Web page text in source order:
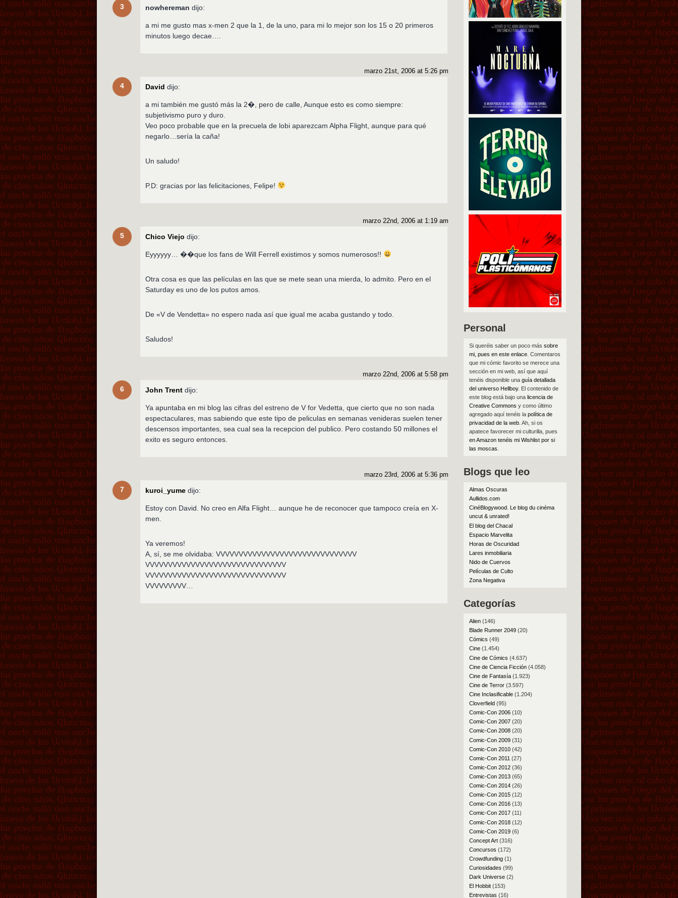
3 nowhereman dijo:
a mi me gusto mas x-men 2 que la 1, de la uno, para mi lo mejor son los 15 o 20 primeros
minutos luego decae….
4
marzo 21st, 2006 at 5:26 pm
David dijo:
a mi también me gustó más la 2�, pero de calle, Aunque esto es como siempre:
subjetivismo puro y duro.
Veo poco probable que en la precuela de lobi aparezcam Alpha Flight, aunque para qué
negarlo…sería la caña!
Un saludo!
P.D: gracias por las felicitaciones, Felipe!
5
marzo 22nd, 2006 at 1:19 am
Chico Viejo dijo:
Eyyyyyy… ��que los fans de Will Ferrell existimos y somos numerosos!!
Otra cosa es que las películas en las que se mete sean una mierda, lo admito. Pero en el
Saturday es uno de los putos amos.
De «V de Vendetta» no espero nada así que igual me acaba gustando y todo.
Saludos!
6
marzo 22nd, 2006 at 5:58 pm
John Trent dijo:
Ya apuntaba en mi blog las cifras del estreno de V for Vedetta, que cierto que no son nada
espectaculares, mas sabiendo que este tipo de peliculas en semanas venideras suelen tener
descensos importantes, sea cual sea la recepcion del publico. Pero costando 50 millones el
exito es seguro entonces.
7
marzo 23rd, 2006 at 5:36 pm
kuroi_yume dijo:
Estoy con David. No creo en Alfa Flight… aunque he de reconocer que tampoco creía en X-
men.
Ya veremos!
A, sí, se me olvidaba: VVVVVVVVVVVVVVVVVVVVVVVVVVVVVVV
VVVVVVVVVVVVVVVVVVVVVVVVVVVVVVV
VVVVVVVVVVVVVVVVVVVVVVVVVVVVVVV
VVVVVVVVV…
Personal
Si queréis saber un poco más sobre
mi, pues en este enlace. Comentaros
que mi cómic favorito se merece una
sección en mi web, así que aquí
tenéis disponible una guía detallada
del universo Hellboy. El contenido de
este blog está bajo una licencia de
Creative Commons y como último
agregado aquí tenéis la política de
privacidad de la web. Ah, si os
apatece favorecer mi culturilla, pues
en Amazon tenéis mi Wishlist por si
las moscas
Blogs que leo
Almas Oscuras
Aullidos.com
CinéBlogywood. Le blog du cinéma
uncut & unrated!
El blog del Chacal
Espacio Marvelita
Horas de Oscuridad
Lares inmobiliaria
Nido de Cuervos
Películas de Culto
Zona Negativa
Categorías
Alien(146)
Blade Runner 2049(20)
Cómics (49)
Cine(1.454)
Cine de Cómics (4.637)
Cine de Ciencia Ficción(4.058)
Cine de Fantasía(1.923)
Cine de Terror(3.597)
Cine Inclasificable(1.204)
Cloverfield(95)
Comic-Con 2006(10)
Comic-Con 2007(20)
Comic-Con 2008(20)
Comic-Con 2009(31)
Comic-Con 2010(42)
Comic-Con 2011 (27)
Comic-Con 2012(36)
Comic-Con 2013(65)
Comic-Con 2014(26)
Comic-Con 2015(12)
Comic-Con 2016(13)
Comic-Con 2017(11)
Comic-Con 2018(12)
Comic-Con 2019(6)
Concept Art(316)
Concursos (172)
Crowdfunding(1)
Curiosidades (99)
Dark Universe(2)
El Hobbit(153)
Entrevistas (16)